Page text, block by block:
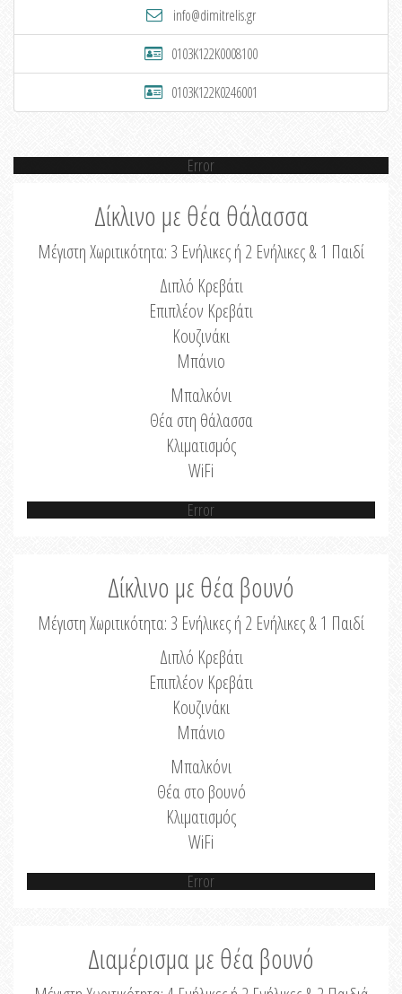
info@dimitrelis.gr
0103K122K0008100
0103K122K0246001
Error
Δίκλινο με θέα θάλασσα
Μέγιστη Χωριτικότητα: 3 Ενήλικες ή 2 Ενήλικες & 1 Παιδί
Διπλό Κρεβάτι
Επιπλέον Κρεβάτι
Κουζινάκι
Μπάνιο
Μπαλκόνι
Θέα στη θάλασσα
Κλιματισμός
WiFi
Error
Δίκλινο με θέα βουνό
Μέγιστη Χωριτικότητα: 3 Ενήλικες ή 2 Ενήλικες & 1 Παιδί
Διπλό Κρεβάτι
Επιπλέον Κρεβάτι
Κουζινάκι
Μπάνιο
Μπαλκόνι
Θέα στο βουνό
Κλιματισμός
WiFi
Error
Διαμέρισμα με θέα βουνό